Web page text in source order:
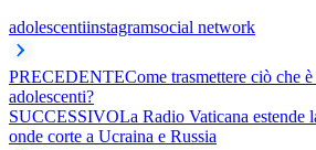
adolescentiinstagramsocial network
PRECEDENTECome trasmettere ciò che
adolescenti?
SUCCESSIVOLa Radio Vaticana estende
onde corte a Ucraina e Russia